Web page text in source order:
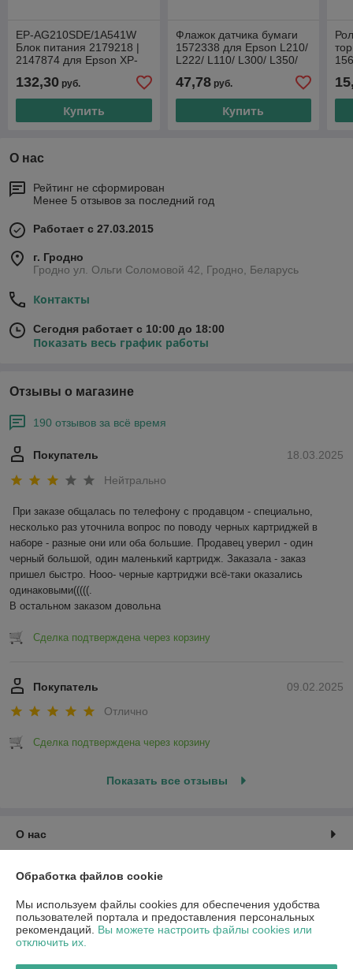
EP-AG210SDE/1A541W
Блок питания 2179218 |
2147874 для Epson XP-
L110/ L210/ L300/ L355/
132,30 руб.
Купить
Флажок датчика бумаги
1572338 для Epson L210/
L222/ L110/ L300/ L350/
47,78руб.
Купить
О нас
Рейтинг не сформирован
Менее 5 отзывов за последний год
Работает с 27.03.2015
г. Гродно
Гродно ул. Ольги Соломовой 42, Гродно, Беларусь
Контакты
Сегодня работает с 10:00 до 18:00
Показать весь график работы
Отзывы о магазине
190 отзывов за всё время
18.03.2025
Покупатель
Нейтрально
При заказе общалась по телефону с продавцом - специально,
несколько раз уточнила вопрос по поводу черных картриджей в
наборе - разные они или оба большие. Продавец уверил - один
черный большой, один маленький картридж. Заказала - заказ
пришел быстро. Нооо- черные картриджи всё-таки оказались
одинаковыми(((((.
В остальном заказом довольна
Сделка подтверждена через корзину
09.02.2025
Покупатель
Отлично
Сделка подтверждена через корзину
Показать все отзывы
О нас
Контакты
Доставка и оплата
График работы
Обработка файлов cookie
Мы используем файлы cookies для обеспечения удобства
пользователей портала и предоставления персональных
рекомендаций. Вы можете настроить файлы cookies или
отключить их.